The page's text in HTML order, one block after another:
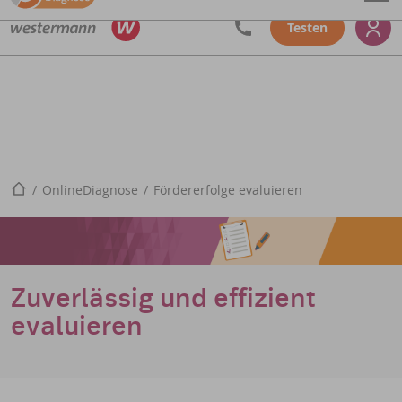
Testen
Startseite
OnlineDiagnose Fördererfolge evaluieren
Zuverlässig und effizient
evaluieren